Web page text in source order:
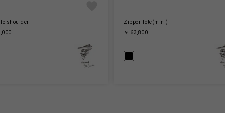
shoulder
Zipper Tote(mini)
￥ 63,800